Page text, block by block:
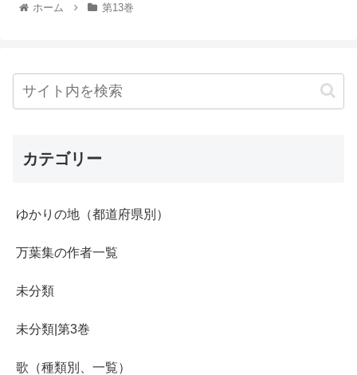
ホーム 第13巻
カテゴリー
ゆかりの地（都道府県別）
万葉集の作者一覧
未分類
未分類|第3巻
歌（種類別、一覧）